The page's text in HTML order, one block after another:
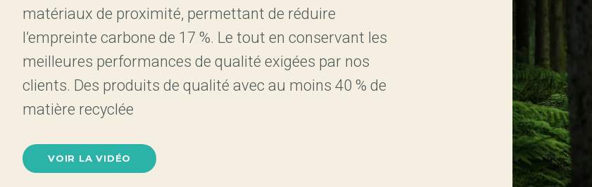
matériaux de proximité, permettant de réduire
l’empreinte carbone de 17 %. Le tout en conservant les
meilleures performances de qualité exigées par nos
clients. Des produits de qualité avec au moins 40 % de
matière recyclée
VOIR LA VIDÉO